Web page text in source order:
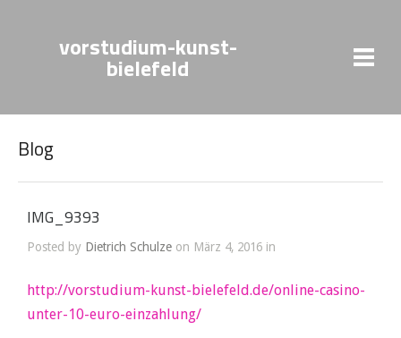
vorstudium-kunst-
bielefeld
Blog
IMG_9393
Posted by Dietrich Schulze on März 4, 2016 in
http://vorstudium-kunst-bielefeld.de/online-casino-
unter-10-euro-einzahlung/